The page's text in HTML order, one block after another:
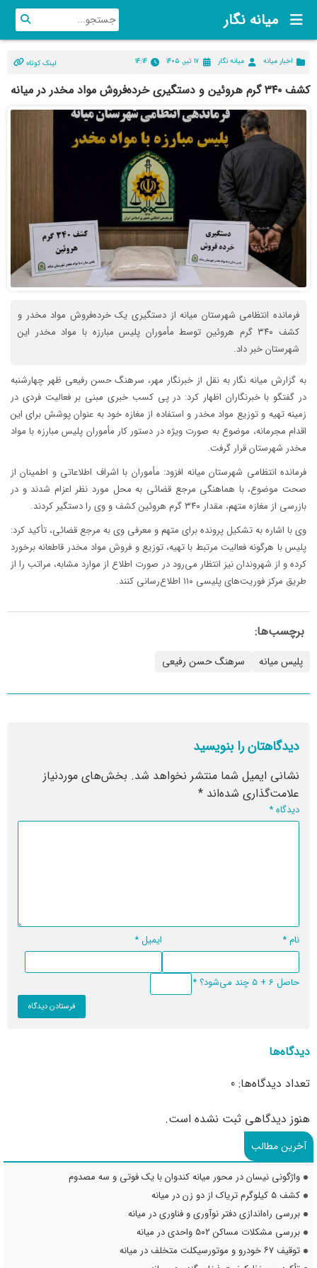
میانه نگار
اخبار میانه میانه نگار ۱۷ تیر, ۱۴۰۵ ۱۴:۱۴ لینک کوتاه
کشف ۳۴۰ گرم هروئین و دستگیری خرده‌فروش مواد مخدر در میانه
فرمانده انتظامی شهرستان میانه از دستگیری یک خرده‌فروش مواد مخدر و
کشف ۳۴۰ گرم هروئین توسط مأموران پلیس مبارزه با مواد مخدر این
شهرستان خبر داد.
به گزارش میانه نگار به نقل از خبرنگار مهر، سرهنگ حسن رفیعی ظهر چهارشنبه
در گفتگو با خبرنگاران اظهار کرد: در پی کسب خبری مبنی بر فعالیت فردی در
زمینه تهیه و توزیع مواد مخدر و استفاده از مغازه خود به عنوان پوشش برای این
اقدام مجرمانه، موضوع به صورت ویژه در دستور کار مأموران پلیس مبارزه با مواد
مخدر شهرستان قرار گرفت.
فرمانده انتظامی شهرستان میانه افزود: مأموران با اشراف اطلاعاتی و اطمینان از
صحت موضوع، با هماهنگی مرجع قضائی به محل مورد نظر اعزام شدند و در
بازرسی از مغازه متهم، مقدار ۳۴۰ گرم هروئین کشف و وی را دستگیر کردند.
وی با اشاره به تشکیل پرونده برای متهم و معرفی وی به مرجع قضائی، تأکید کرد:
پلیس با هرگونه فعالیت مرتبط با تهیه، توزیع و فروش مواد مخدر قاطعانه برخورد
کرده و از شهروندان نیز انتظار می‌رود در صورت اطلاع از موارد مشابه، مراتب را از
طریق مرکز فوریت‌های پلیسی ۱۱۰ اطلاع‌رسانی کنند.
برچسب‌ها:
پلیس میانه سرهنگ حسن رفیعی
دیدگاهتان را بنویسید
نشانی ایمیل شما منتشر نخواهد شد. بخش‌های موردنیاز
علامت‌گذاری شده‌اند *
دیدگاه*
نام* ایمیل*
حاصل 6 + 5 چند می‌شود؟ *
دیدگاه‌ها
تعداد دیدگاه‌ها: 0
هنوز دیدگاهی ثبت نشده است.
آخرین مطالب
واژگونی نیسان در محور میانه کندوان با یک فوتی و سه مصدوم
کشف ۵ کیلوگرم تریاک از دو زن در میانه
بررسی راه‌اندازی دفتر نوآوری و فناوری در میانه
بررسی مشکلات مساکن ۵۰۲ واحدی در میانه
توقیف ۶۷ خودرو و موتورسیکلت متخلف در میانه